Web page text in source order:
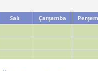
Salı Çarşamba